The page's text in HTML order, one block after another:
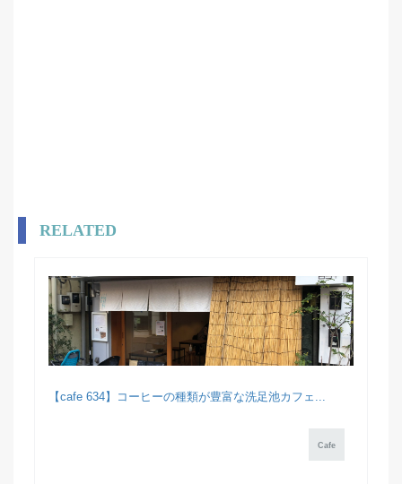
RELATED
【cafe 634】コーヒーの種類が豊富な洗足池カフェ...
Cafe